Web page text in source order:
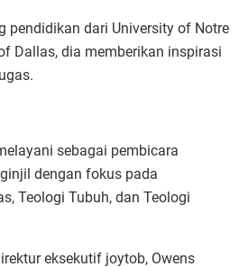
pendidikan dari University of Notre
Dallas, dia memberikan inspirasi
sebagai pembicara
dengan fokus pada
Teologi Tubuh, dan Teologi
eksekutif joytob, Owens